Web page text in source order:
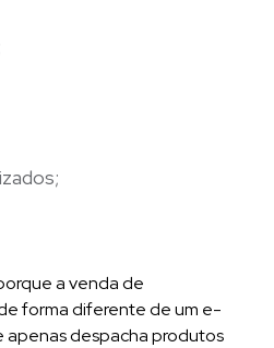
a venda de
forma diferente de um e-
apenas despacha produtos